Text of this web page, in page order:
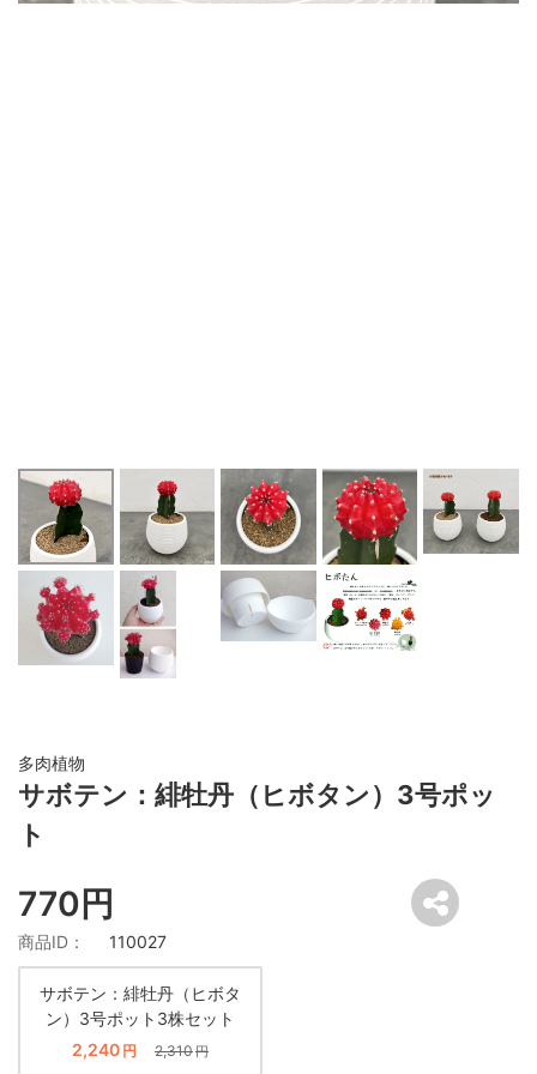
多肉植物
サボテン：緋牡丹（ヒボタン）3号ポッ
ト
770円
商品ID： 110027
サボテン：緋牡丹（ヒボタ
ン）3号ポット3株セット
2,240 円 2,310円